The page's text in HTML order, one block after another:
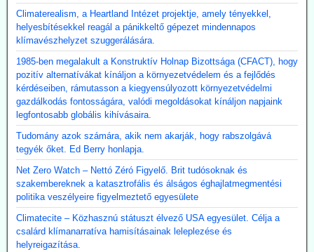
Climaterealism, a Heartland Intézet projektje, amely tényekkel,
helyesbítésekkel reagál a pánikkeltő gépezet mindennapos
klímavészhelyzet szuggerálására.
1985-ben megalakult a Konstruktív Holnap Bizottsága (CFACT), hogy
pozitív alternatívákat kínáljon a környezetvédelem és a fejlődés
kérdéseiben, rámutasson a kiegyensúlyozott környezetvédelmi
gazdálkodás fontosságára, valódi megoldásokat kínáljon napjaink
legfontosabb globális kihívásaira.
Tudomány azok számára, akik nem akarják, hogy rabszolgává
tegyék őket. Ed Berry honlapja.
Net Zero Watch – Nettó Zéró Figyelő. Brit tudósoknak és
szakembereknek a katasztrofális és álságos éghajlatmegmentési
politika veszélyeire figyelmeztető egyesülete
Climatecite – Közhasznú státuszt élvező USA egyesület. Célja a
csalárd klímanarratíva hamisításainak leleplezése és
helyreigazítása.